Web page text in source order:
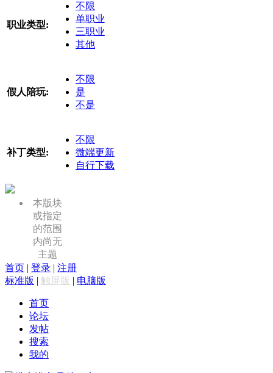
职业类型:
不限
单职业
三职业
其他
假人陪玩:
不限
是
不是
补丁类型:
不限
微端更新
自行下载
本版块
或指定
的范围
内尚无
主题
首页 | 登录 | 注册
标准版 | 触屏版 | 电脑版
首页
论坛
发帖
搜索
我的